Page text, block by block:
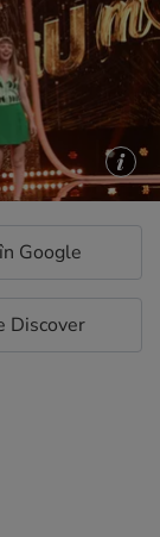
Google
Discover